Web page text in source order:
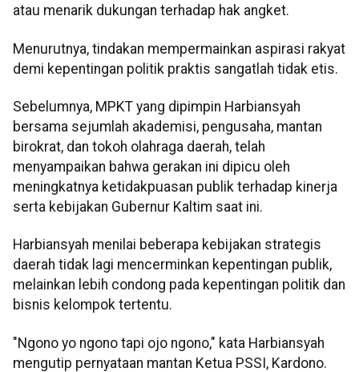
atau menarik dukungan terhadap hak angket.
Menurutnya, tindakan mempermainkan aspirasi rakyat
demi kepentingan politik praktis sangatlah tidak etis.
Sebelumnya, MPKT yang dipimpin Harbiansyah
bersama sejumlah akademisi, pengusaha, mantan
birokrat, dan tokoh olahraga daerah, telah
menyampaikan bahwa gerakan ini dipicu oleh
meningkatnya ketidakpuasan publik terhadap kinerja
serta kebijakan Gubernur Kaltim saat ini.
Harbiansyah menilai beberapa kebijakan strategis
daerah tidak lagi mencerminkan kepentingan publik,
melainkan lebih condong pada kepentingan politik dan
bisnis kelompok tertentu.
"Ngono yo ngono tapi ojo ngono," kata Harbiansyah
mengutip pernyataan mantan Ketua PSSI, Kardono.